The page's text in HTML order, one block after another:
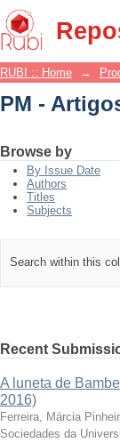
PM -
RUBI :: Home →
PM -
Browse by
By Issue Date
Authors
Titles
Subjects
Search within this
Recent
A luneta de
2016)
Ferreira, Márcia
Sociedades da